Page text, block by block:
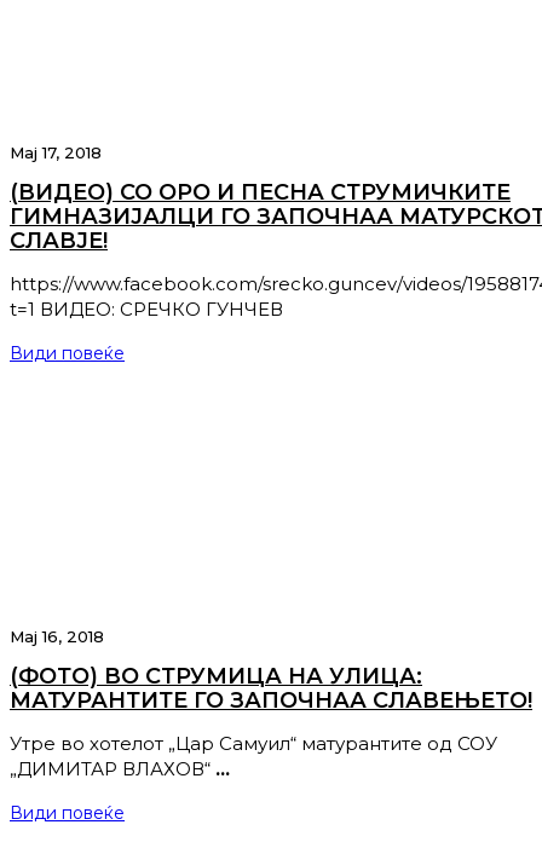
Мај 17, 2018
(ВИДЕО) СО ОРО И ПЕСНА СТРУМИЧКИТЕ
ГИМНАЗИЈАЛЦИ ГО ЗАПОЧНАА
СЛАВЈЕ!
https://www.facebook.com/srecko.guncev/videos/
t=1 ВИДЕО: СРЕЧКО ГУНЧЕВ
Види повеќе
Мај 16, 2018
(ФОТО) ВО СТРУМИЦА НА УЛИЦА:
МАТУРАНТИТЕ ГО ЗАПОЧНАА СЛАВЕЊЕТО!
Утре во хотелот „Цар Самуил“ матурантите од СОУ
„ДИМИТАР ВЛАХОВ“ …
Види повеќе